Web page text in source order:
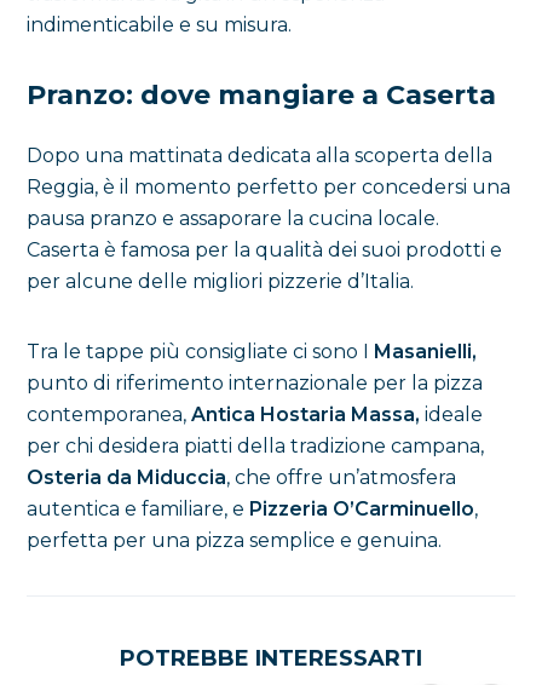
indimenticabile e su misura.
Pranzo: dove mangiare a Caserta
Dopo una mattinata dedicata alla scoperta della
Reggia, è il momento perfetto per concedersi una
pausa pranzo e assaporare la cucina locale.
Caserta è famosa per la qualità dei suoi prodotti e
per alcune delle migliori pizzerie d’Italia.
Tra le tappe più consigliate ci sono I Masanielli,
punto di riferimento internazionale per la pizza
contemporanea, Antica Hostaria Massa, ideale
per chi desidera piatti della tradizione campana,
Osteria da Miduccia, che offre un’atmosfera
autentica e familiare, e Pizzeria O’Carminuello,
perfetta per una pizza semplice e genuina.
POTREBBE INTERESSARTI